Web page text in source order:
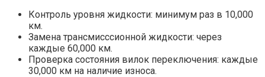
Контроль уровня жидкости: минимум раз в 10,000
км.
Замена трансмисссионной жидкости: через
каждые 60,000 км.
Проверка состояния вилок переключения: каждые
30,000 км на наличие износа.